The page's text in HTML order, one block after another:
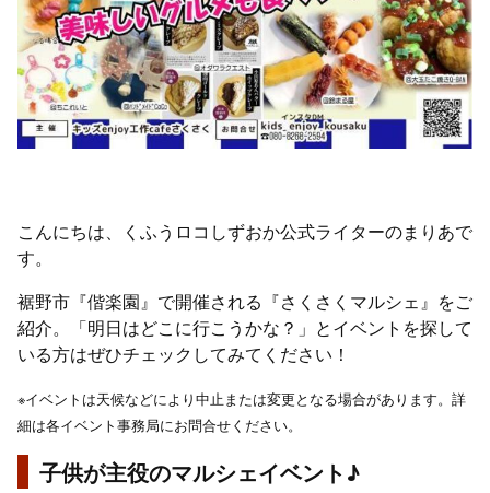
こんにちは、くふうロコしずおか公式ライターのまりあで
す。
裾野市『偕楽園』で開催される『さくさくマルシェ』をご
紹介。「明日はどこに行こうかな？」とイベントを探して
いる方はぜひチェックしてみてください！
※イベントは天候などにより中止または変更となる場合があります。詳
細は各イベント事務局にお問合せください。
子供が主役のマルシェイベント♪